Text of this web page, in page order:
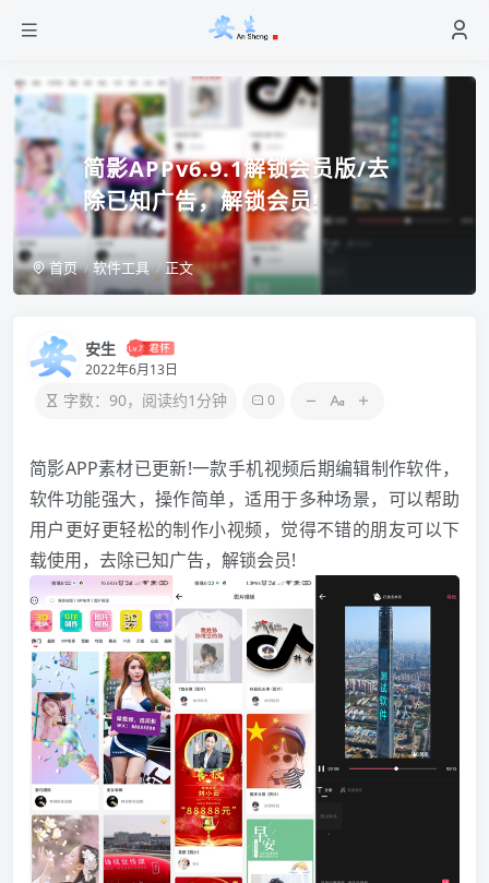
简影APPv6.9.1解锁会员版/去
除已知广告，解锁会员!
首页 软件工具 正文
安生
2022年6月13日
字数：90，阅读约1分钟 0
简影APP素材已更新!一款手机视频后期编辑制作软件，
软件功能强大，操作简单，适用于多种场景，可以帮助
用户更好更轻松的制作小视频，觉得不错的朋友可以下
载使用，去除已知广告，解锁会员!